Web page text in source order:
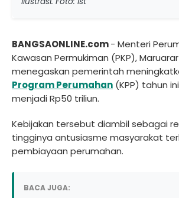
BANGSAONLINE.com- Menteri
Kawasan Permukiman (PKP),
menegaskan pemerintah
Program Perumahan (KPP) tahun
menjadi Rp50 triliun.
Kebijakan tersebut diambil sebagai
tingginya antusiasme masyarakat
pembiayaan perumahan.
BACA JUGA: